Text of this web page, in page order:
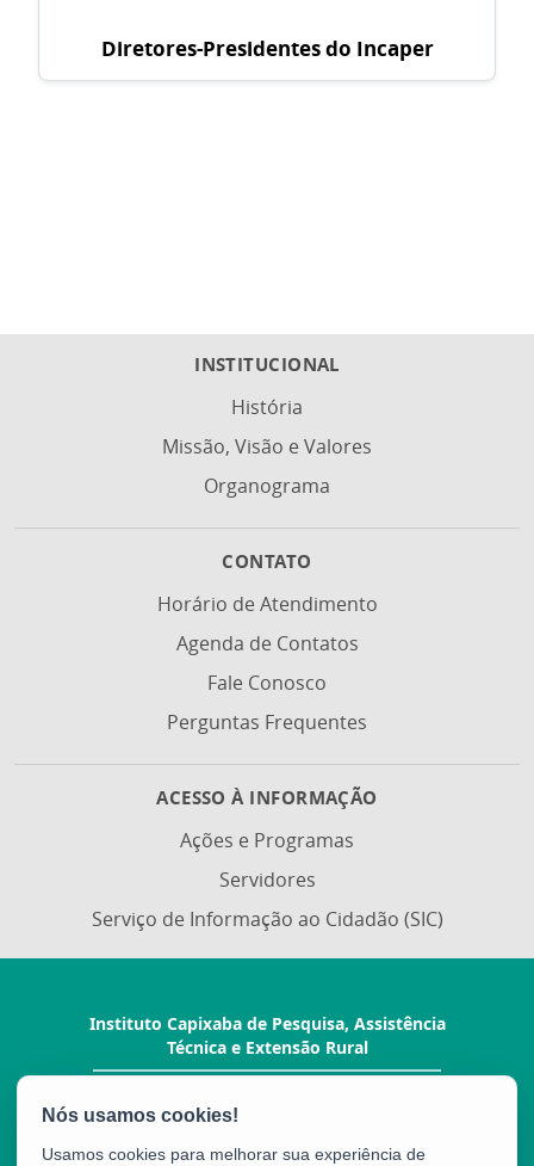
Diretores-Presidentes do Incaper
INSTITUCIONAL
História
Missão, Visão e Valores
Organograma
CONTATO
Horário de Atendimento
Agenda de Contatos
Fale Conosco
Perguntas Frequentes
ACESSO À INFORMAÇÃO
Ações e Programas
Servidores
Serviço de Informação ao Cidadão (SIC)
Instituto Capixaba de Pesquisa, Assistência
Técnica e Extensão Rural
CEP: 29052-010 - Vitória / ES
Usamos cookies para melhorar sua experiência de